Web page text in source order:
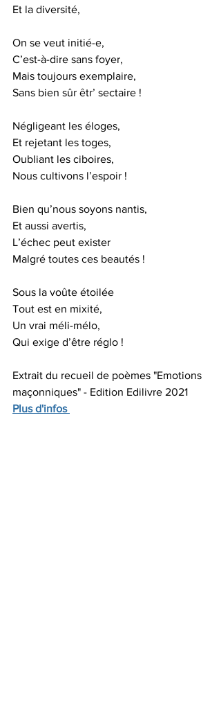
Et la diversité,
On se veut initié-e,
C’est-à-dire sans foyer,
Mais toujours exemplaire,
Sans bien sûr êtr’ sectaire !
Négligeant les éloges,
Et rejetant les toges,
Oubliant les ciboires,
Nous cultivons l’espoir !
Bien qu’nous soyons nantis,
Et aussi avertis,
L’échec peut exister
Malgré toutes ces beautés !
Sous la voûte étoilée
Tout est en mixité,
Un vrai méli-mélo,
Qui exige d’être réglo !
Extrait du recueil de poèmes "Emotions
maçonniques" - Edition Edilivre 2021
Plus d'infos